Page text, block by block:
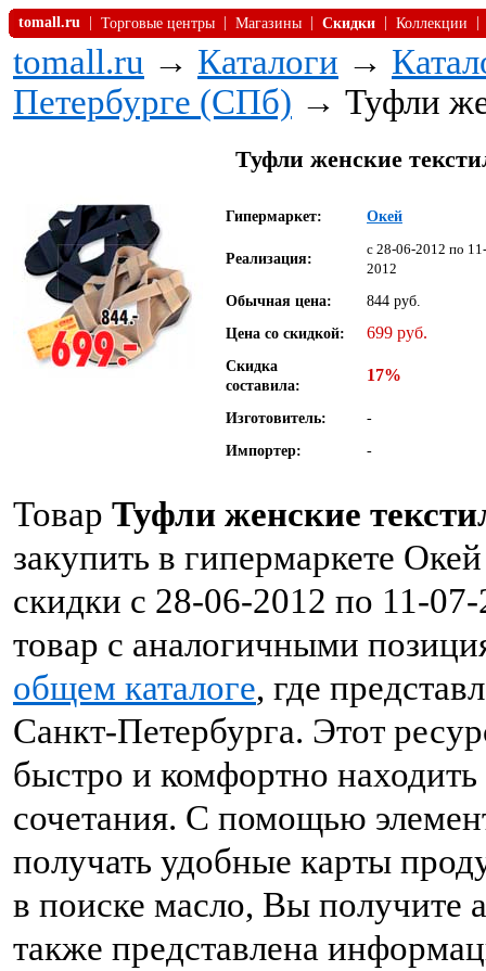
tomall.ru Торговые центры Магазины Скидки Коллекции
tomall.ru → Каталоги →
Петербурге (СПб) → Туфли
Туфли женские
Гипермаркет: Окей
Реализация:
c 28-06-2012 по
2012
Обычная цена:
844 руб.
Цена со скидкой:
699 руб.
Скидка
составила:
17%
Изготовитель:
-
Импортер:
-
Товар Туфли женские
закупить в гипермаркете
скидки с 28-06-2012 по 11-
товар с аналогичными
общем каталоге, где
Санкт-Петербурга. Этот
быстро и комфортно
сочетания. С помощью
получать удобные карты
в поиске масло, Вы получите
также представлена